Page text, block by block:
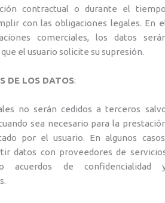
contractual o durante el
con las obligaciones legales. En
comerciales, los datos
el usuario solicite su supresión.
DE LOS DATOS:
no serán cedidos a terceros
sea necesario para la
por el usuario. En algunos
datos con proveedores de
acuerdos de confidencialidad